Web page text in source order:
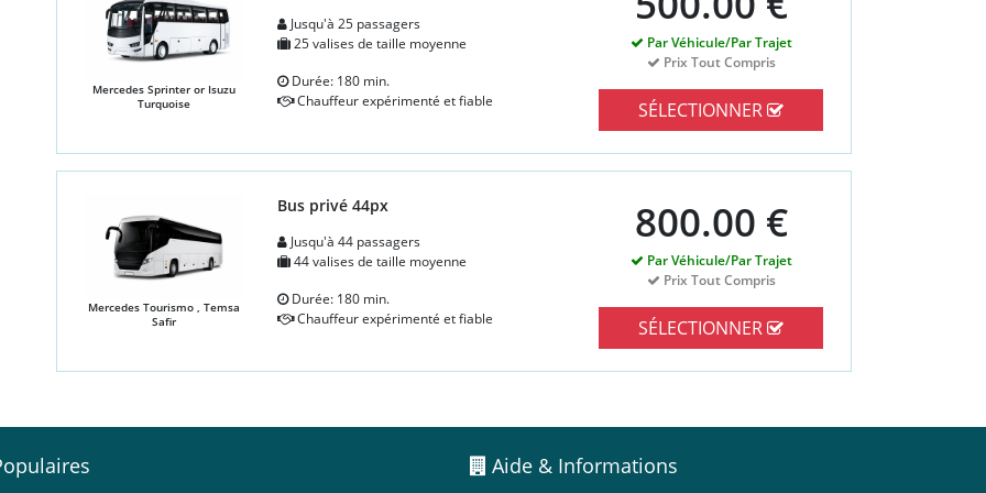
Mercedes Sprinter or Isuzu
Turquoise
Jusqu'à 25 passagers
25 valises de taille moyenne
Durée: 180 min.
Chauffeur expérimenté et fiable
Par Véhicule/Par Trajet
Prix Tout Compris
SÉLECTIONNER
Mercedes Tourismo , Temsa
Safir
Bus privé 44px
Jusqu'à 44 passagers
44 valises de taille moyenne
Durée: 180 min.
Chauffeur expérimenté et fiable
800.00 €
Par Véhicule/Par Trajet
Prix Tout Compris
SÉLECTIONNER
Aide & Informations